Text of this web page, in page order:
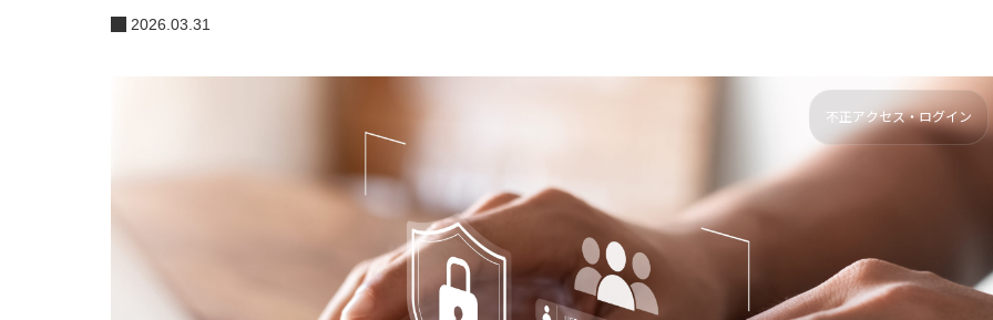
2026.03.31
不正アクセス・ログイン